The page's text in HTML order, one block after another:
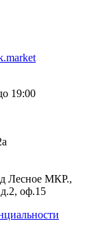
19:00
Лесное МКР.,
оф.15